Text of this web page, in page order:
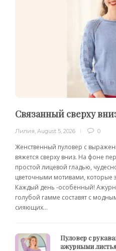
Связанный сверху
Лилия, August 5, 2026 0
Женственный пуловер с
вяжется сверху вниз. На фоне
простой лицевой гладью,
цветочными мотивами, которые
Каждый день -особенный!
голубой гамме составят с
сияющих...
Пуловер с
ажурными